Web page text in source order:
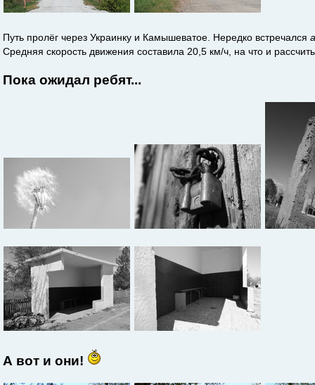
Путь пролёг через Украинку и Камышеватое. Нередко встречался
Средняя скорость движения составила 20,5 км/ч, на что и
Пока ожидал ребят...
А вот и они!